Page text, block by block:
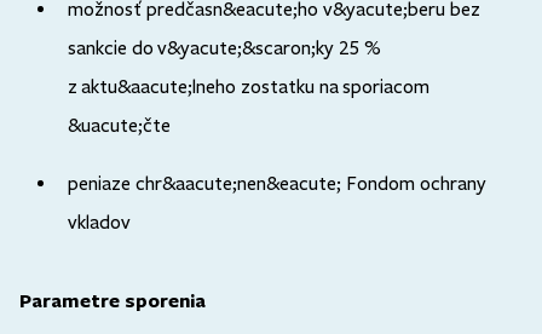
možnosť predčasn&eacute;ho v&yacute;beru bez
sankcie do v&yacute;&scaron;ky 25 %
z aktu&aacute;lneho zostatku na sporiacom
&uacute;čte
peniaze chr&aacute;nen&eacute; Fondom ochrany
vkladov
Parametre sporenia